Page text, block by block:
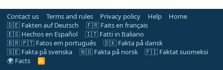
Contact us Terms and rules Privacy policy Help
Home
🇩🇪 Fakten auf Deutsch
🇫🇷 Faits en français
🇪🇸 Hechos en Español
🇮🇹 Fatti in Italiano
🇧🇷 🇵🇹 Fatos em português
🇩🇰 Fakta på dansk
🇸🇪 Fakta på svenska
🇳🇴 Fakta på norsk
🇫🇮 Faktat suomeksi
🌍 Facts
R